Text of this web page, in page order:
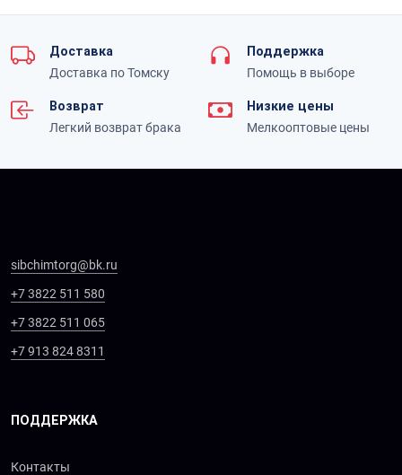
Доставка
Доставка по Томску
Поддержка
Помощь в выборе
Возврат
Легкий возврат брака
Низкие цены
Мелкооптовые цены
sibchimtorg@bk.ru
+7 3822 511 580
+7 3822 511 065
+7 913 824 8311
ПОДДЕРЖКА
Контакты